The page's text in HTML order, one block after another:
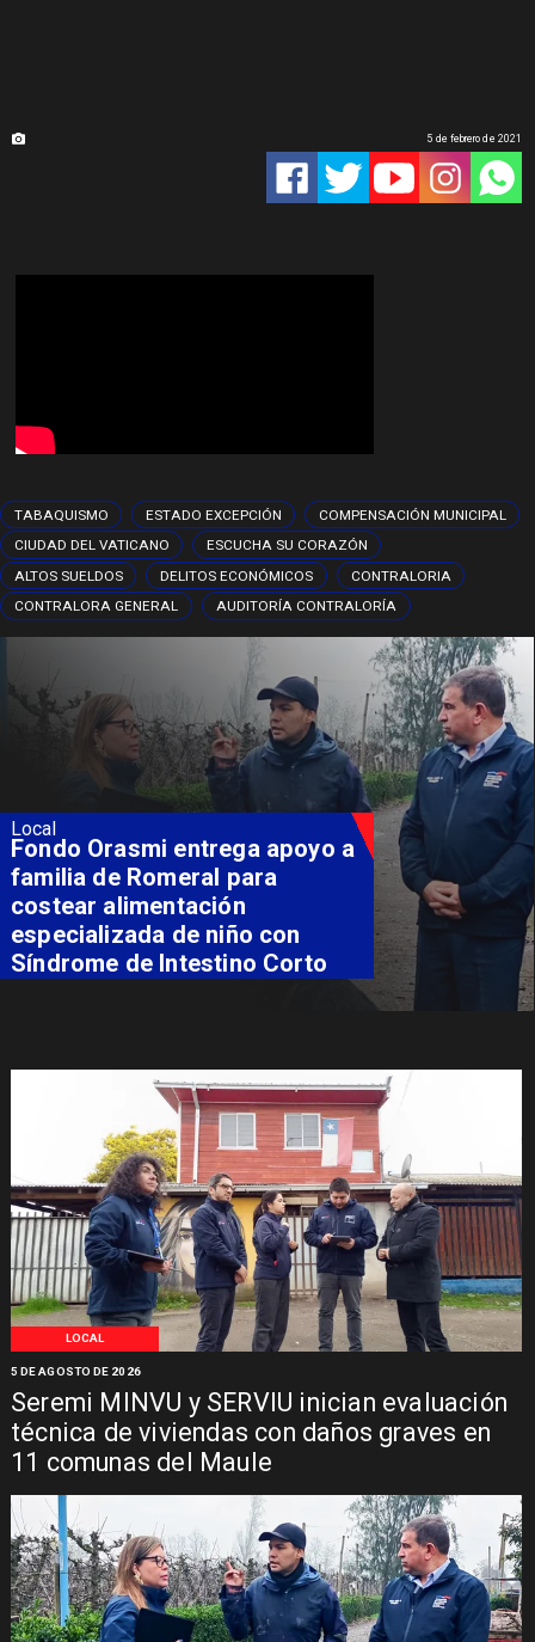
5 de febrero de 2021
TABAQUISMO ESTADO EXCEPCIÓN
COMPENSACIÓN MUNICIPAL
CIUDAD DEL VATICANO
ESCUCHA SU CORAZÓN
ALTOS SUELDOS
DELITOS ECONÓMICOS
CONTRALORIA
CONTRALORA GENERAL
AUDITORÍA CONTRALORÍA
LOCAL
Seremi MINVU y SERVIU inician evaluación
técnica de viviendas con daños graves en
11 comunas del Maule
5 DE AGOSTO DE 2026
Local
Fondo Orasmi entrega apoyo a
familia de Romeral para
costear alimentación
especializada de niño con
Síndrome de Intestino Corto